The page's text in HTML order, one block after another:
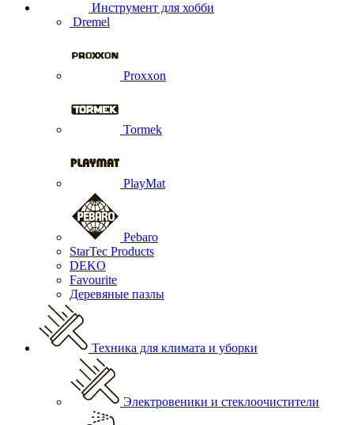
Инструмент для хобби
Dremel
Proxxon
Tormek
PlayMat
Pebaro
StarTec Products
DEKO
Favourite
Деревяные пазлы
Техника для климата и уборки
Электровеники и стеклоочистители